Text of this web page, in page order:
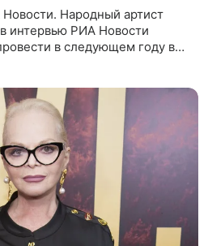
Народный артист
интервью РИА Новости
в следующем году в